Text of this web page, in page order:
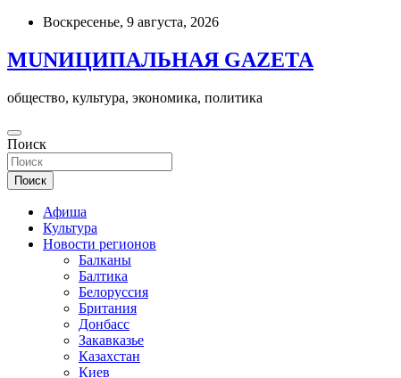
Skip
content
Воскресенье, 9 августа, 2026
MUNИЦИПАЛЬНАЯ GAZЕТА
общество, культура, экономика, политика
Поиск
Поиск
Афиша
Культура
Новости регионов
Балканы
Балтика
Белоруссия
Британия
Донбасс
Закавказье
Казахстан
Киев